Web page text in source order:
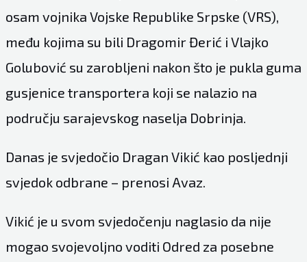
osam vojnika Vojske Republike Srpske (VRS),
među kojima su bili Dragomir Đerić i Vlajko
Golubović su zarobljeni nakon što je pukla guma
gusjenice transportera koji se nalazio na
području sarajevskog naselja Dobrinja.
Danas je svjedočio Dragan Vikić kao posljednji
svjedok odbrane – prenosi Avaz.
Vikić je u svom svjedočenju naglasio da nije
mogao svojevoljno voditi Odred za posebne